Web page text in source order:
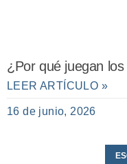
¿Por qué juegan
LEER ARTÍCULO »
16 de junio, 2026